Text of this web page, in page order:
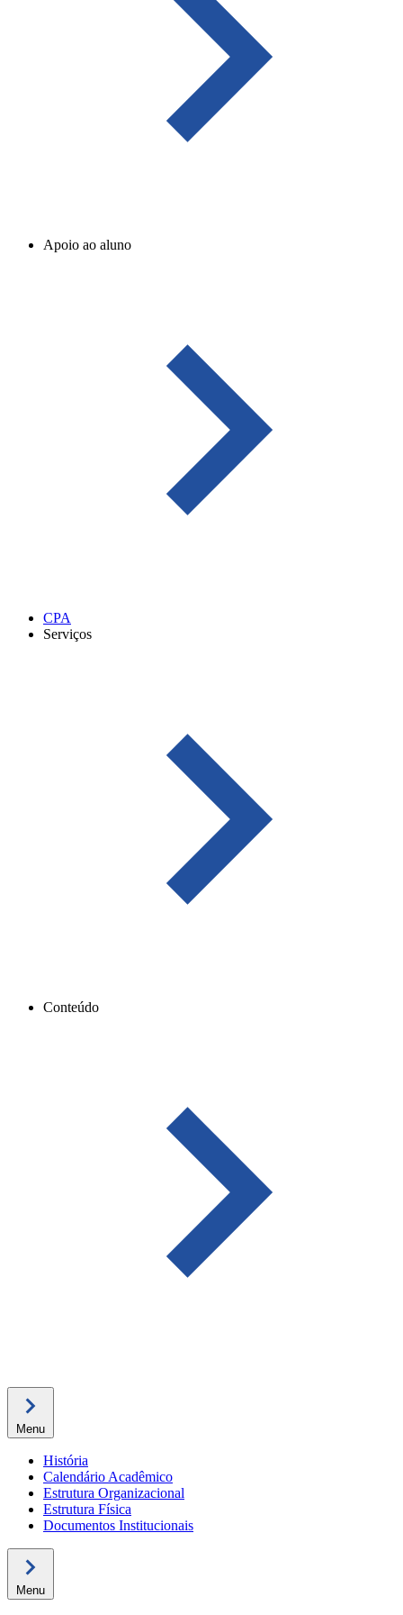
Apoio ao aluno
CPA
Serviços
Conteúdo
Menu
História
Calendário Acadêmico
Estrutura Organizacional
Estrutura Física
Documentos Institucionais
Menu